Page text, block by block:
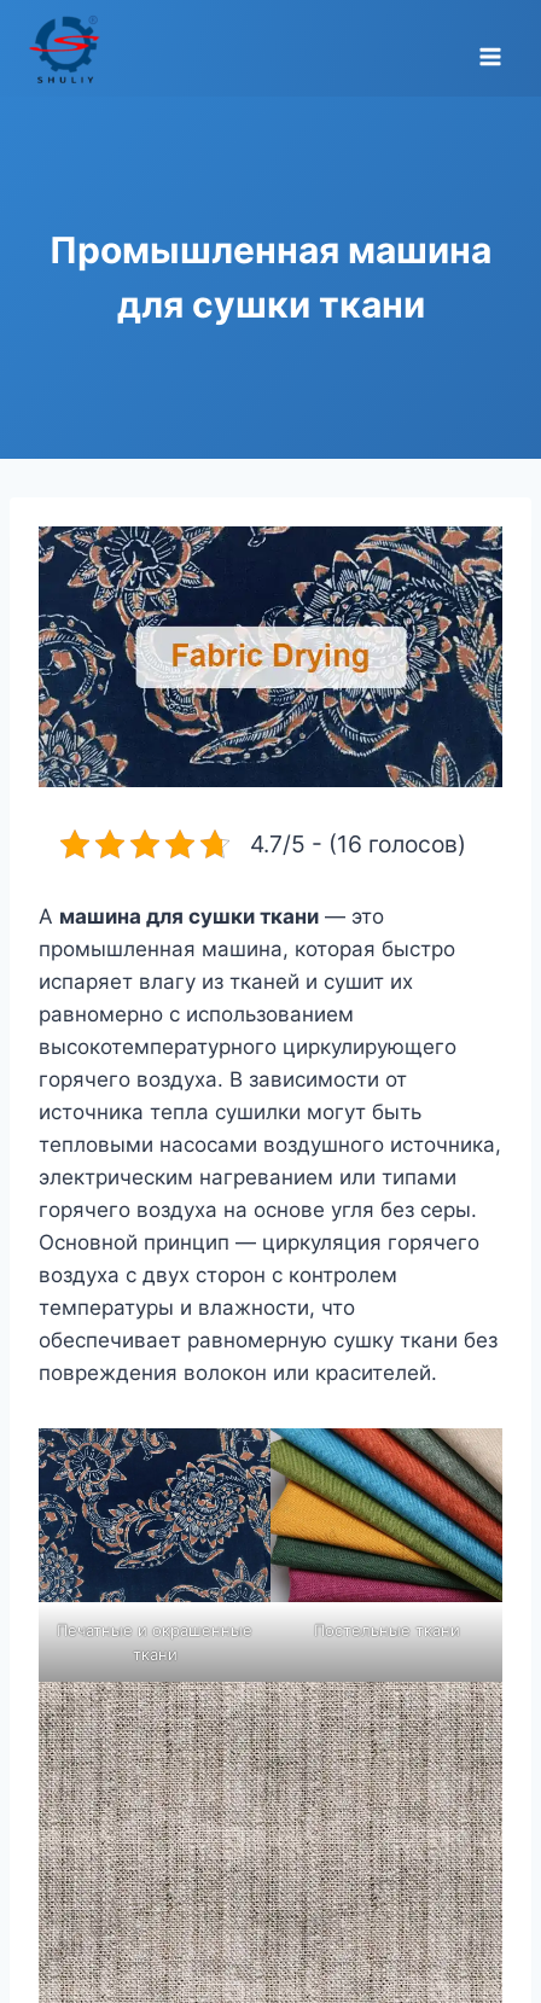
Перейти
содержимому
Промышленная машина
для сушки ткани
4.7/5 - (16 голосов)
A машина для сушки ткани — это
промышленная машина, которая быстро
испаряет влагу из тканей и сушит их
равномерно с использованием
высокотемпературного циркулирующего
горячего воздуха. В зависимости от
источника тепла сушилки могут быть
тепловыми насосами воздушного источника,
электрическим нагреванием или типами
горячего воздуха на основе угля без серы.
Основной принцип — циркуляция горячего
воздуха с двух сторон с контролем
температуры и влажности, что
обеспечивает равномерную сушку ткани без
повреждения волокон или красителей.
Печатные и окрашенные
ткани
Постельные ткани